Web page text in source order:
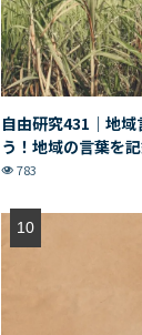
自由研究431｜地
う！地域の言葉を
783